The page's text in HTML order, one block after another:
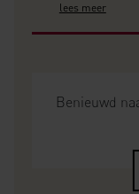
lees meer
Benieuwd